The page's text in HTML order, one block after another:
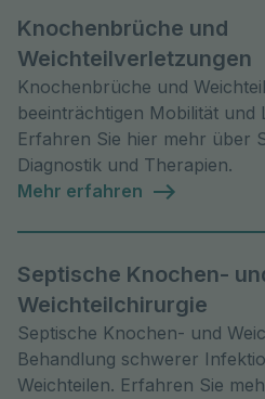
Knochenbrüche und
Weichteilverletzungen
Knochenbrüche und
beeinträchtigen Mobilität und
Erfahren Sie hier mehr über
Diagnostik und Therapien.
Mehr erfahren
Septische Knochen-
Weichteilchirurgie
Septische Knochen- und
Behandlung schwerer
Weichteilen. Erfahren Sie